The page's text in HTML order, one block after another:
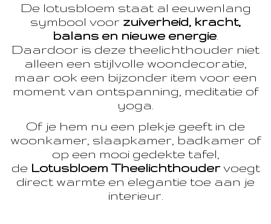
De lotusbloem staat al eeuwenlang
symbool voor zuiverheid, kracht,
balans en nieuwe energie
Daardoor is deze theelichthouder niet
alleen een stijlvolle woondecoratie,
maar ook een bijzonder item voor een
moment van ontspanning, meditatie of
yoga.
Of je hem nu een plekje geeft in de
woonkamer, slaapkamer, badkamer of
op een mooi gedekte tafel,
de Lotusbloem Theelichthoudervoegt
direct warmte en elegantie toe aan je
interieur.